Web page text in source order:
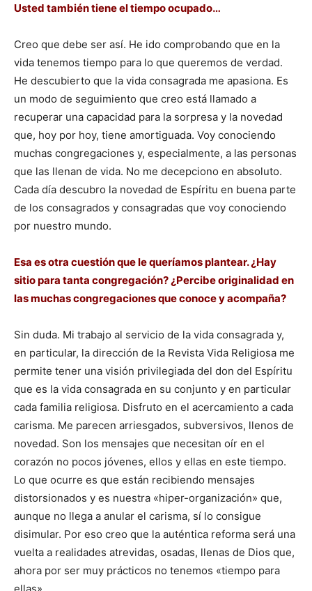
Usted también tiene el tiempo ocupado…
Creo que debe ser así. He ido comprobando que en la
vida tenemos tiempo para lo que queremos de verdad.
He descubierto que la vida consagrada me apasiona. Es
un modo de seguimiento que creo está llamado a
recuperar una capacidad para la sorpresa y la novedad
que, hoy por hoy, tiene amortiguada. Voy conociendo
muchas congregaciones y, especialmente, a las personas
que las llenan de vida. No me decepciono en absoluto.
Cada día descubro la novedad de Espíritu en buena parte
de los consagrados y consagradas que voy conociendo
por nuestro mundo.
Esa es otra cuestión que le queríamos plantear. ¿Hay
sitio para tanta congregación? ¿Percibe originalidad en
las muchas congregaciones que conoce y acompaña?
Sin duda. Mi trabajo al servicio de la vida consagrada y,
en particular, la dirección de la Revista Vida Religiosa me
permite tener una visión privilegiada del don del Espíritu
que es la vida consagrada en su conjunto y en particular
cada familia religiosa. Disfruto en el acercamiento a cada
carisma. Me parecen arriesgados, subversivos, llenos de
novedad. Son los mensajes que necesitan oír en el
corazón no pocos jóvenes, ellos y ellas en este tiempo.
Lo que ocurre es que están recibiendo mensajes
distorsionados y es nuestra «hiper-organización» que,
aunque no llega a anular el carisma, sí lo consigue
disimular. Por eso creo que la auténtica reforma será una
vuelta a realidades atrevidas, osadas, llenas de Dios que,
ahora por ser muy prácticos no tenemos «tiempo para